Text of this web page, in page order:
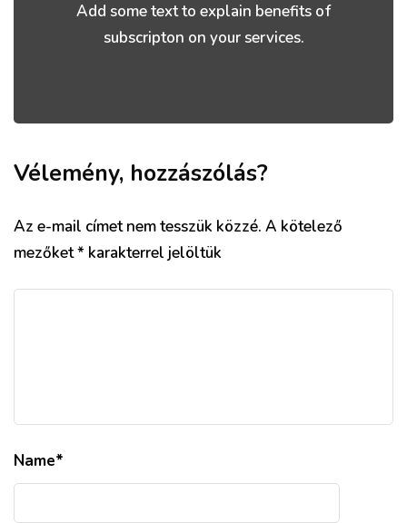
Add some text to explain benefits of
subscripton on your services.
Vélemény, hozzászólás?
Az e-mail címet nem tesszük közzé. A kötelező
mezőket* karakterrel jelöltük
Name*